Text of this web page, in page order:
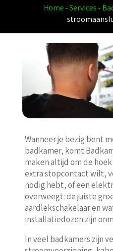
Home-Services-
Wanneer je bezig bent
badkamer, komt
maken altijd om de hoek
extra stopcontact wilt,
nodig hebt, of een
overweegt: de juiste
aardlekschakelaar en
installatiedozen zijn
In veel badkamers zijn